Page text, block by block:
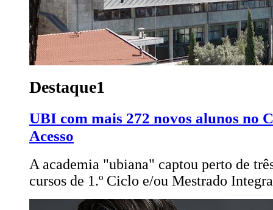
Destaque1
UBI com mais 272 novos alunos no
Acesso
A academia "ubiana" captou perto de
cursos de 1.º Ciclo e/ou Mestrado